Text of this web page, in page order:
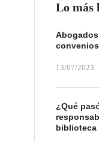
Lo más
13/07/2023
¿Qué
biblioteca